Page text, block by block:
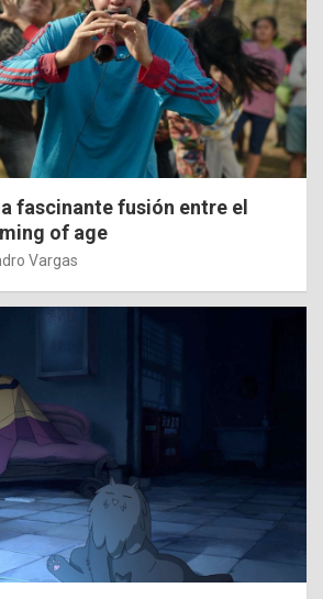
fascinante fusión entre el
of age
Vargas